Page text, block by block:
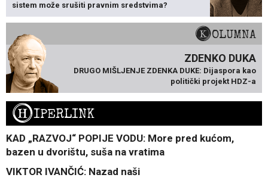
sistem može srušiti pravnim sredstvima?
KOLUMNA
ZDENKO DUKA
DRUGO MIŠLJENJE ZDENKA DUKE: Dijaspora kao
politički projekt HDZ-a
HIPERLINK
KAD „RAZVOJ“ POPIJE VODU: More pred kućom,
bazen u dvorištu, suša na vratima
VIKTOR IVANČIĆ: Nazad naši